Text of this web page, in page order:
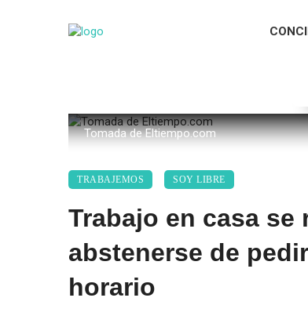
Tomada de Eltiempo.com
TRABAJEMOS SOY LIBRE
Trabajo en casa se
abstenerse de
horario